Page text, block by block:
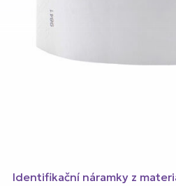
Identifikační náramky z